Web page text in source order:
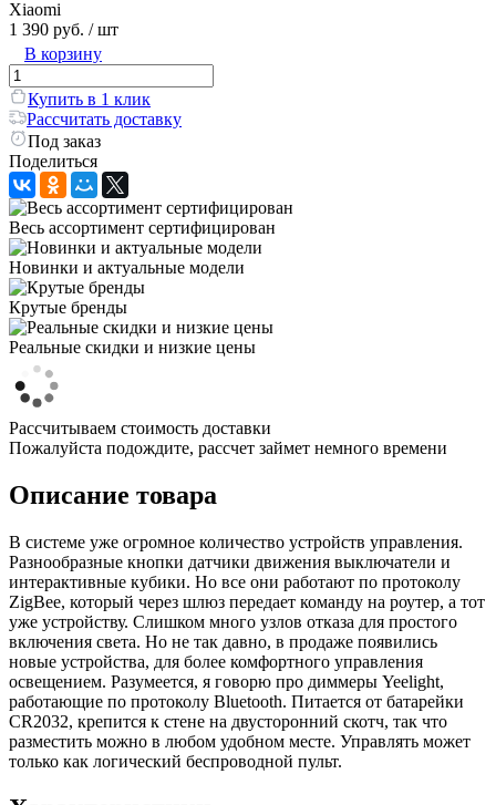
Xiaomi
1 390 руб. / шт
В корзину
Купить в 1 клик
Рассчитать доставку
Под заказ
Поделиться
Весь ассортимент сертифицирован
Новинки и актуальные модели
Крутые бренды
Реальные скидки и низкие цены
Рассчитываем стоимость доставки
Пожалуйста подождите, рассчет займет немного времени
Описание товара
В системе уже огромное количество устройств управления.
Разнообразные кнопки датчики движения выключатели и
интерактивные кубики. Но все они работают по протоколу
ZigBee, который через шлюз передает команду на роутер, а тот
уже устройству. Слишком много узлов отказа для простого
включения света. Но не так давно, в продаже появились
новые устройства, для более комфортного управления
освещением. Разумеется, я говорю про диммеры Yeelight,
работающие по протоколу Bluetooth. Питается от батарейки
CR2032, крепится к стене на двусторонний скотч, так что
разместить можно в любом удобном месте. Управлять может
только как логический беспроводной пульт.